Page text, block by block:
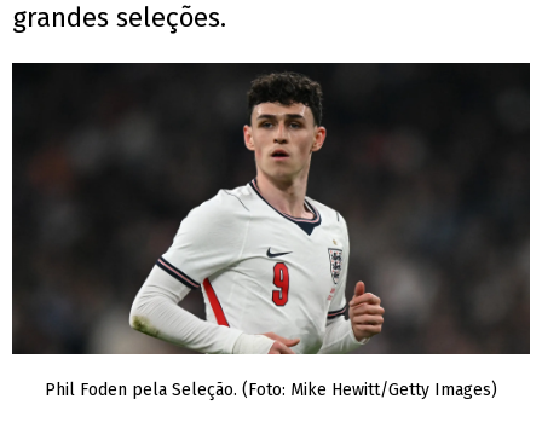
grandes seleções.
Phil Foden pela Seleção. (Foto: Mike Hewitt/Getty Images)